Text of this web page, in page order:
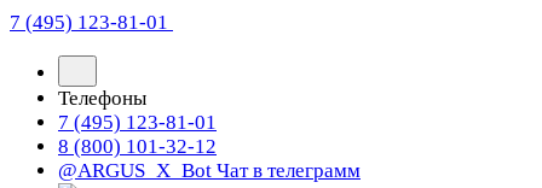
7 (495) 123-81-01
Телефоны
7 (495) 123-81-01
8 (800) 101-32-12
@ARGUS_X_Bot Чат в телеграмм